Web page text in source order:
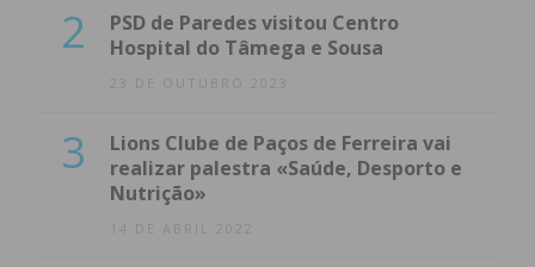
2
PSD de Paredes visitou Centro
Hospital do Tâmega e Sousa
23 DE OUTUBRO 2023
3
Lions Clube de Paços de Ferreira vai
realizar palestra «Saúde, Desporto e
Nutrição»
14 DE ABRIL 2022